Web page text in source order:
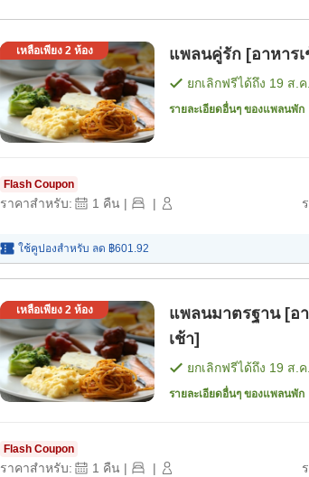
เหลือเพียง 2ห้อง แพลนคู่รัก [อาหาร
ยกเลิกฟรีได้ถึง 19 ส.ค.
รายละเอียดอื่นๆ ของแพลนพัก
Flash Coupon
ราคาสำหรับ: 1 คืน | |
ใช้คูปองสำหรับ ลด ฿601.92
เหลือเพียง 2ห้อง
แพลนมาตรฐาน [อ
เช้า]
ยกเลิกฟรีได้ถึง 19 ส.ค.
รายละเอียดอื่นๆ ของแพลนพัก
Flash Coupon
ราคาสำหรับ: 1 คืน | |